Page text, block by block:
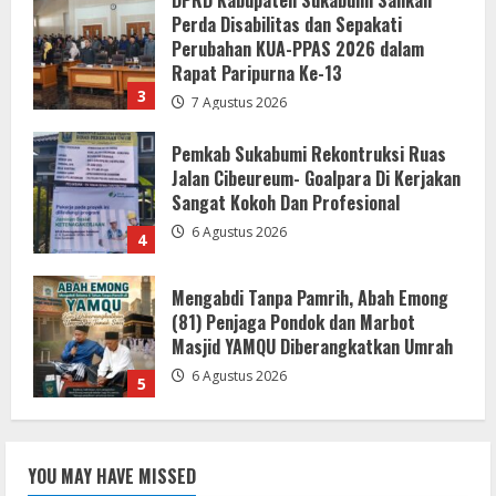
4
Pemkab Sukabumi Rekontruksi Ruas
Jalan Cibeureum- Goalpara Di Kerjakan
Sangat Kokoh Dan Profesional
6 Agustus 2026
5
Mengabdi Tanpa Pamrih, Abah Emong
(81) Penjaga Pondok dan Marbot
Masjid YAMQU Diberangkatkan Umrah
6 Agustus 2026
1
Gaungkan Semangat Kemerdekaan
Lewat Turnamen Catur Antar-OPD di
Sergai
7 Agustus 2026
Wiranata Pembunuh Ibu Kandung Pakai
YOU MAY HAVE MISSED